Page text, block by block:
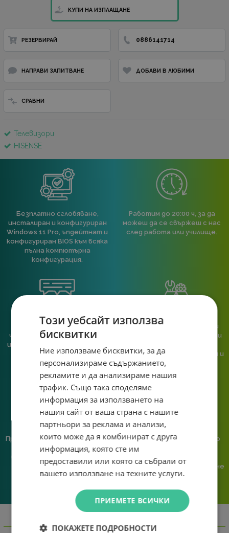
КУПИ НА ИЗПЛАЩАНЕ
РЕЗЕРВИРАЙ 0886141714
НАПРАВИ ЗАПИТВАНЕ ДОБАВИ В ЛЮБИМИ
СРАВНИ
Телевизори
HISENSE
Безплатно сглобяване,
инсталиран и конфигуриран
Windows 11 Pro, ъпдейтнат и
конфигуриран BIOS към всяка
пълна компютърна
конфигурация.
Работим до 20:00 ч, за да
можеш да се свържеш с нас
след работа или училище.
При нас говориш с реален
човек, не с чатбот, когато
имаш нужда от консултация
или справяне с проблем.
Сглобяваме, поддържаме и
обслужваме. Като магазин и
гарантираме бърза реакция и
познаване на твоята
система.
Предлагаме различни методи
на плащане, включително
криптовалута.
Ние сме малък екип и точно
затова поемаме лична
отговорност за всяка
поръчка. Ако има проблем – не
го прехвърляме, а го
Информация
Този уебсайт използва
бисквитки
Ние използваме бисквитки, за да
персонализираме съдържанието,
рекламите и да анализираме нашия
трафик. Също така споделяме
информация за използването на
нашия сайт от ваша страна с нашите
партньори за реклама и анализи,
които може да я комбинират с друга
информация, която сте им
предоставили или която са събрали от
вашето използване на техните услуги.
ПРИЕМЕТЕ ВСИЧКИ
ПОКАЖЕТЕ ПОДРОБНОСТИ